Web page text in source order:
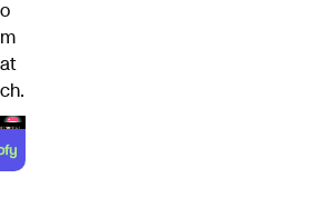
o
m
at
ch.